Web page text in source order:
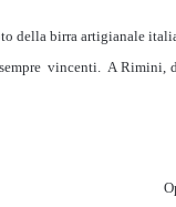
della birra artigianale
vincenti. A Rimini,